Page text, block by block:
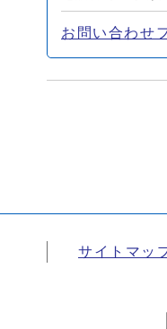
お問い合わせ
サイトマッ